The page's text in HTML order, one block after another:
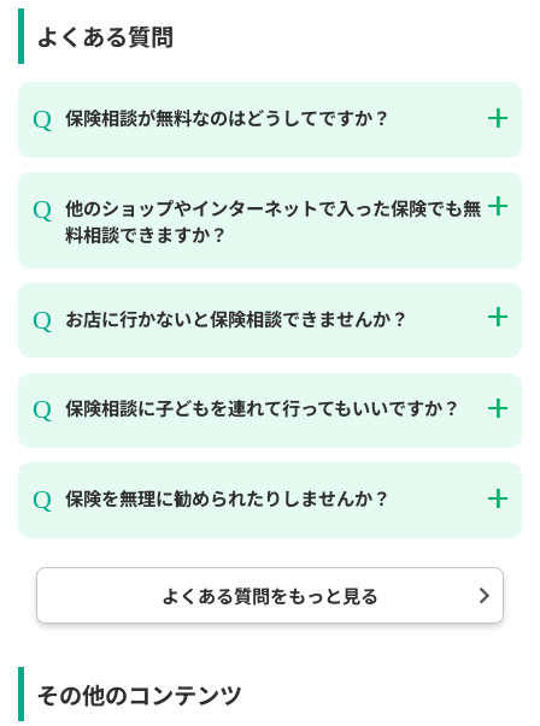
よくある質問
保険相談が無料なのはどうしてですか？
他のショップやインターネットで入った保険でも無
料相談できますか？
お店に行かないと保険相談できませんか？
保険相談に子どもを連れて行ってもいいですか？
保険を無理に勧められたりしませんか？
よくある質問をもっと見る
その他のコンテンツ